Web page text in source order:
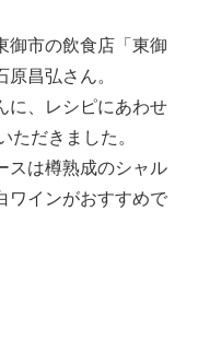
御市の飲食店「東御
昌弘さん。
に、レシピにあわせ
だきました。
スは樽熟成のシャル
ワインがおすすめで